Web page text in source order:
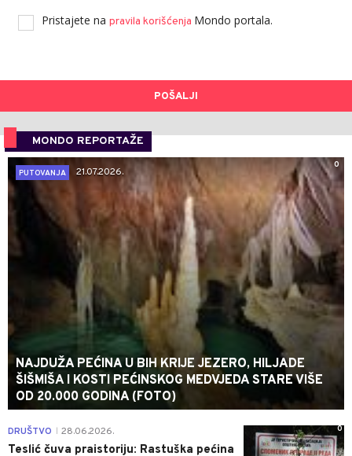
Pristajete na pravila korišćenja Mondo portala.
POŠALJI
MONDO REPORTAŽE
0
PUTOVANJA
21.07.2026.
NAJDUŽA PEĆINA U BIH KRIJE JEZERO, HILJADE
ŠIŠMIŠA I KOSTI PEĆINSKOG MEDVJEDA STARE VIŠE
OD 20.000 GODINA (FOTO)
0
DRUŠTVO 28.06.2026.
Teslić čuva praistoriju: Rastuška pećina